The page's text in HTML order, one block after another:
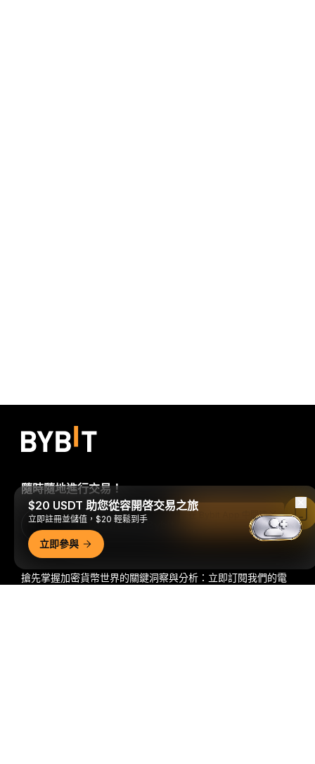
搶先掌握加密貨幣世界的關鍵洞察與分析：立即訂閱我們的電
隨時隨地進行交易！
Download Bybit App
$20 USDT 助您從容開啓交易之旅
立即註冊並儲值，$20 輕鬆到手
立即參與
在 Bybit App 中閱讀